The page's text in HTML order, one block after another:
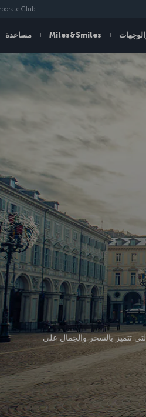
Miles&Smiles مساعدة
Club
التي تتميز بالسحر والجمال على